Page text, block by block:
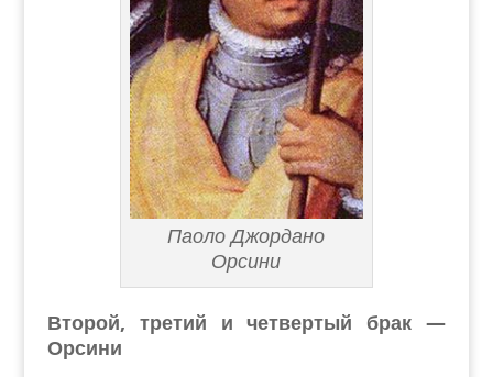
Паоло Джордано
Орсини
Второй, третий и четвертый брак —
Орсини